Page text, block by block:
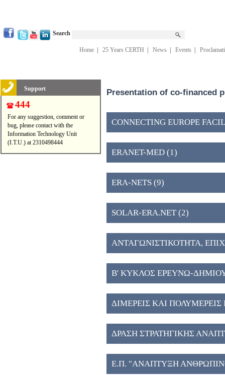
Search
Home 25 Years CERTH News Events
Support
444
For any suggestion, comment or
bug, please contact with the
Information Technology Unit
(I.T.U.) at 2310498444
Presentation of co-financed
CONNECTING EUROPE
ERANET-MED (1)
ERA-NETS (9)
SOLAR-ERA.NET (2)
ΑΝΤΑΓΩΝΙΣΤΙΚΟΤΗΤΑ,
ΚΑΙΝΟΤΟΜΙΑ (6)
Β' ΚΥΚΛΟΣ ΕΡΕΥΝΩ-
ΔΙΜΕΡΕΙΣ ΚΑΙ ΠΟΛΥΜΕΡΕΙΣ
ΔΡΑΣΗ ΣΤΡΑΤΗΓΙΚΗΣ
ΤΕΧΝΟΛΟΓΙΚΩΝ ΦΟΡΕΩΝ
Ε.Π. "ΑΝΑΠΤΥΞΗ